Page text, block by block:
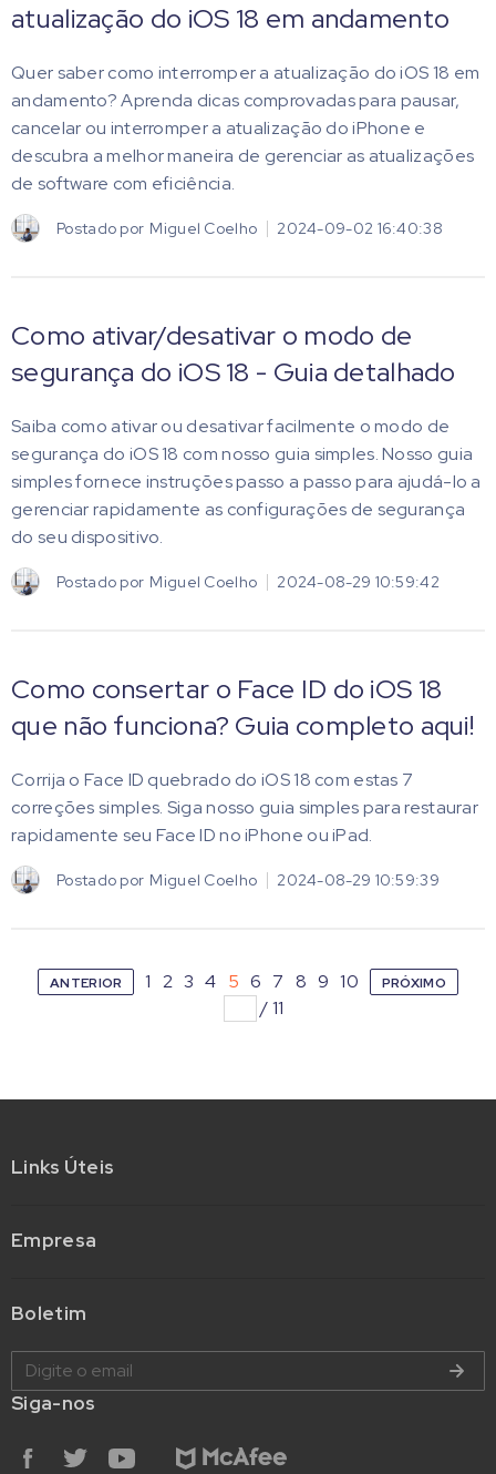
atualização do iOS 18 em andamento
Quer saber como interromper a atualização do iOS 18 em
andamento? Aprenda dicas comprovadas para pausar,
cancelar ou interromper a atualização do iPhone e
descubra a melhor maneira de gerenciar as atualizações
de software com eficiência.
Postado por Miguel Coelho 2024-09-02 16:40:38
Como ativar/desativar o modo de
segurança do iOS 18 - Guia detalhado
Saiba como ativar ou desativar facilmente o modo de
segurança do iOS 18 com nosso guia simples. Nosso guia
simples fornece instruções passo a passo para ajudá-lo a
gerenciar rapidamente as configurações de segurança
do seu dispositivo.
Postado por Miguel Coelho 2024-08-29 10:59:42
Como consertar o Face ID do iOS 18
que não funciona? Guia completo aqui!
Corrija o Face ID quebrado do iOS 18 com estas 7
correções simples. Siga nosso guia simples para restaurar
rapidamente seu Face ID no iPhone ou iPad.
Postado por Miguel Coelho 2024-08-29 10:59:39
ANTERIOR 1 2 3 4 5 6 7 8 9 10 PRÓXIMO
/11
Links Úteis
Empresa
Boletim
Siga-nos